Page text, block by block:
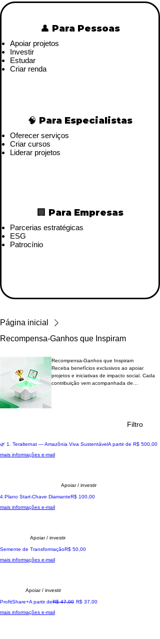
👤 Para Pessoas
Apoiar projetos
Investir
Estudar
Criar renda
🧠 Para Especialistas
Oferecer serviços
Criar cursos
Liderar projetos
🏢 Para Empresas
Parcerias estratégicas
ESG
Patrocínio
Página inicial
Recompensa-Ganhos que Inspiram
Recompensa-Ganhos que Inspiram
Receba benefícios exclusivos ao apoiar
projetos e iniciativas de impacto social. Cada
contribuição vem acompanhada de
Filtro
🌍 Impactando comunidades reai
🌿 1. Teralternat — Amazônia Viva SustentávelA partir de R$ 500,00
Preço promocional
mais informações e-mail
Apoiar / investir
A sua jornada transformadora
4.Plano Start-Chave DiamantePreço
R$ 100,00
mais informações e-mail
Apoiar / investir
Apoio Inicial
Semente de TransformaçãoPreço
R$ 50,00
mais informações e-mail
Apoiar / investir
Exclusivo Participação Lucros
ProfitShare+A partir de
Preço normalR$ 47,00 R$ 37,00
Preço promocional
mais informações e-mail